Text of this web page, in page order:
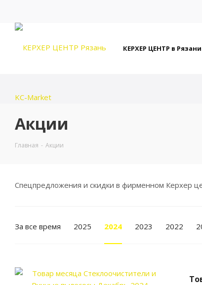
КЕРХЕР ЦЕНТР в Рязани
Акции
Главная - Акции
Спецпредложения и скидки в фирменном Керхер
За все время 2025 2024 2023 2022